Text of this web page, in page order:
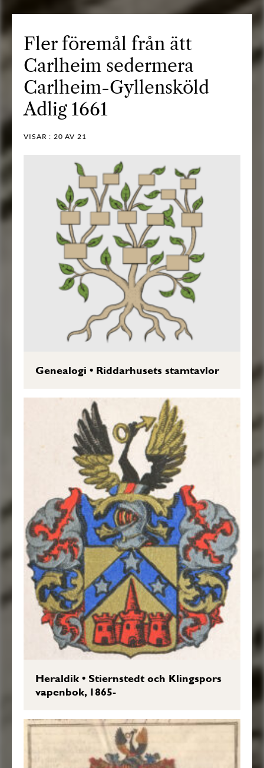
Fler föremål från ätt
Carlheim sedermera
Carlheim-Gyllensköld
Adlig 1661
VISAR : 20 AV 21
Genealogi • Riddarhusets stamtavlor
Heraldik•Stiernstedt och Klingspors
vapenbok, 1865-